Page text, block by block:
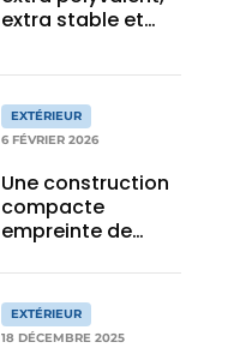
extra stable et
EXTÉRIEUR
6 FÉVRIER 2026
Une construction
compacte
empreinte de
luminosité
EXTÉRIEUR
18 DÉCEMBRE 2025